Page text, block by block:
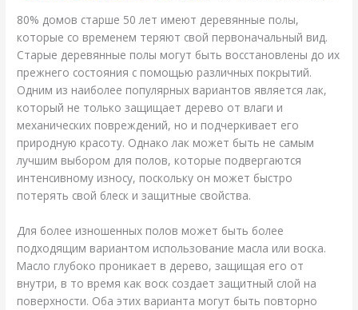
80% домов старше 50 лет имеют деревянные полы,
которые со временем теряют свой первоначальный вид.
Старые деревянные полы могут быть восстановлены до их
прежнего состояния с помощью различных покрытий.
Одним из наиболее популярных вариантов является лак,
который не только защищает дерево от влаги и
механических повреждений, но и подчеркивает его
природную красоту. Однако лак может быть не самым
лучшим выбором для полов, которые подвергаются
интенсивному износу, поскольку он может быстро
потерять свой блеск и защитные свойства.
Для более изношенных полов может быть более
подходящим вариантом использование масла или воска.
Масло глубоко проникает в дерево, защищая его от
внутри, в то время как воск создает защитный слой на
поверхности. Оба этих варианта могут быть повторно